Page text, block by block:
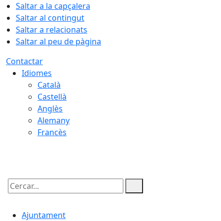
Saltar a la capçalera
Saltar al contingut
Saltar a relacionats
Saltar al peu de pàgina
Contactar
Idiomes
Català
Castellà
Anglès
Alemany
Francès
Cercar:
Ajuntament